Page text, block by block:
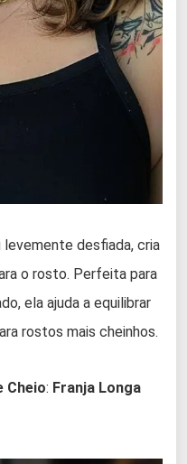
levemente desfiada, cria
o rosto. Perfeita para
ela ajuda a equilibrar
rostos mais cheinhos.
Cheio: Franja Longa